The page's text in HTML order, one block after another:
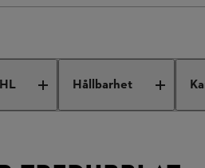
Hållbarhet
rekord för räkenskapsåret 2017